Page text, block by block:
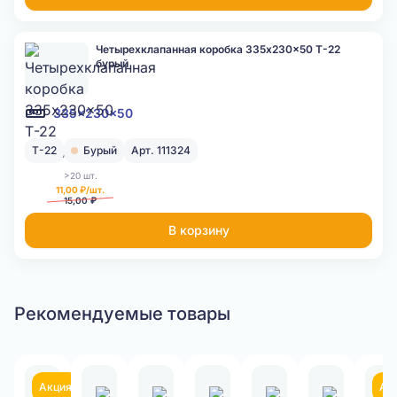
335x230x50
Четырехклапанная коробка 335x230x50 Т-22
бурый
Т-22 Бурый Арт. 111324
>20 шт.
11,00 ₽/шт.
15,00 ₽
В корзину
Рекомендуемые товары
Акция